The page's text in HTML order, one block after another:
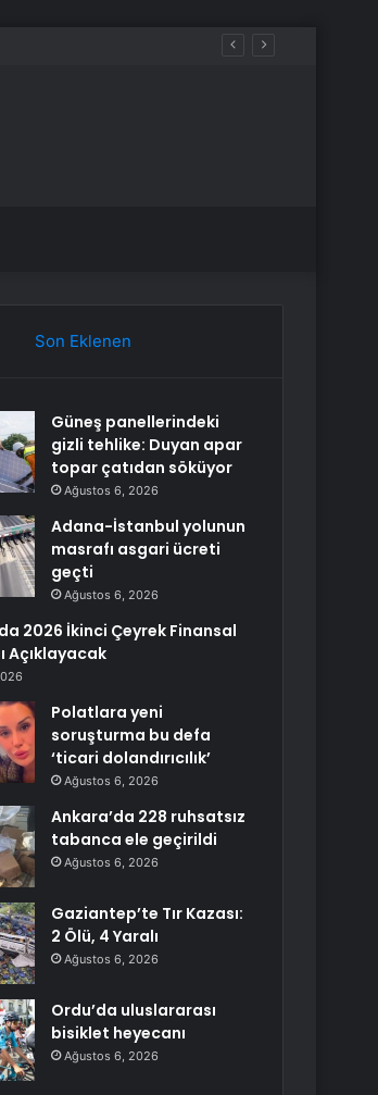
Son Eklenen
Güneş panellerindeki
gizli tehlike: Duyan apar
topar çatıdan söküyor
Ağustos 6, 2026
Adana-İstanbul yolunun
masrafı asgari ücreti
geçti
Ağustos 6, 2026
2026 İkinci Çeyrek Finansal
Açıklayacak
Polatlara yeni
soruşturma bu defa
‘ticari dolandırıcılık’
Ağustos 6, 2026
Ankara’da 228 ruhsatsız
tabanca ele geçirildi
Ağustos 6, 2026
Gaziantep’te Tır Kazası:
2 Ölü, 4 Yaralı
Ağustos 6, 2026
Ordu’da uluslararası
bisiklet heyecanı
Ağustos 6, 2026